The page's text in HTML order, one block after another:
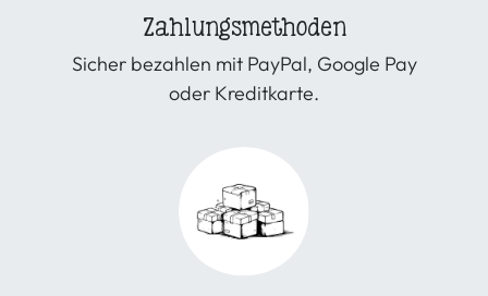
Zahlungsmethoden
Sicher bezahlen mit PayPal, Google Pay
oder Kreditkarte.